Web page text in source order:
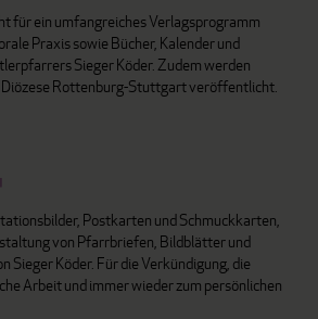
für ein umfangreiches Verlagsprogramm
Praxis sowie Bücher, Kalender und
Sieger Köder. Zudem werden
Rottenburg-Stuttgart veröffentlicht.
Postkarten und Schmuckkarten,
von Pfarrbriefen, Bildblätter und
Sieger Köder. Für die Verkündigung, die
Arbeit und immer wieder zum persönlichen